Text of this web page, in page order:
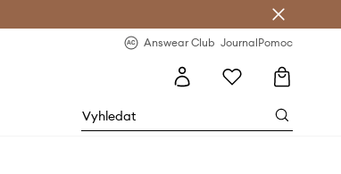
Answear Club JournalPomoc